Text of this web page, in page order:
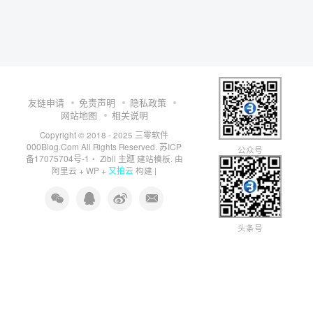
友链申请 免责声明
隐私政策
网站地图
相关说明
Copyright © 2018 - 2025 三零软件
000Blog.Com All Rights Reserved. 苏ICP
备17075704号-1 ・ Zibll 主题建站模板. 由
阿里云 + WP + 又拍云构建 |
公众号
头条号